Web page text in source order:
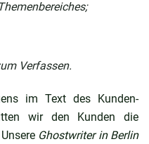
Verfassen.
im Text des Kunden-
wir den Kunden die
Ghostwriter in Berlin